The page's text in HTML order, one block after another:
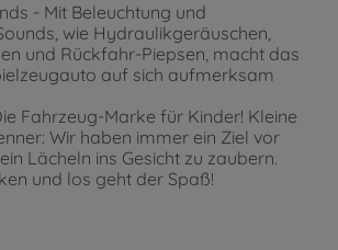
- Mit Beleuchtung und
wie Hydraulikgeräuschen,
und Rückfahr-Piepsen, macht das
auf sich aufmerksam
Fahrzeug-Marke für Kinder! Kleine
Wir haben immer ein Ziel vor
Lächeln ins Gesicht zu zaubern.
und los geht der Spaß!